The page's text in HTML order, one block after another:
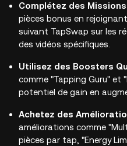
Complétez des
pièces bonus en
suivant TapSwap sur les
des vidéos spécifiques.
Utilisez des Boosters
comme "Tapping Guru" et
potentiel de gain en
Achetez des
améliorations comme
pièces par tap, "Energy